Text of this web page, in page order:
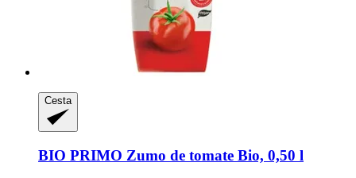
Cesta
BIO PRIMO Zumo de tomate Bio, 0,50 l